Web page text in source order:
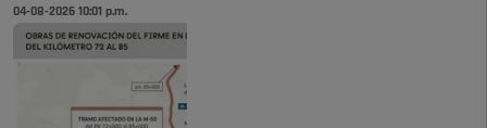
04-08-2026 10:01 p.m.